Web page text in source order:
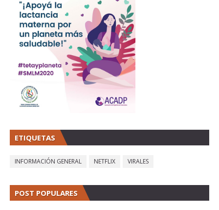
ETIQUETAS
INFORMACIÓN GENERAL NETFLIX VIRALES
POST POPULARES